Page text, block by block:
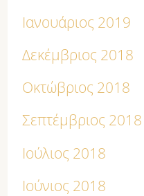
Ιανουάριος 2019
Δεκέμβριος 2018
Οκτώβριος 2018
Σεπτέμβριος 2018
Ιούλιος 2018
Ιούνιος 2018